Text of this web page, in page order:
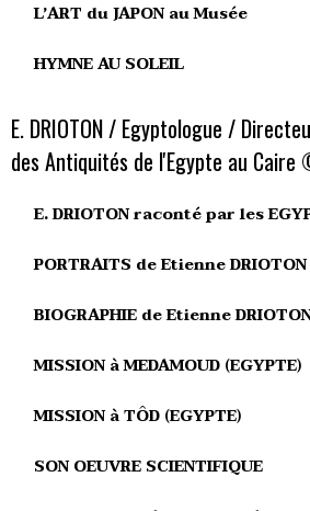
L’ART du JAPON au Musée
HYMNE AU SOLEIL
E. DRIOTON / Egyptologue /
des Antiquités de l'Egypte au
E. DRIOTON raconté par les
PORTRAITS de Etienne DRIOTON
BIOGRAPHIE de Etienne
MISSION à MEDAMOUD (EGYPTE)
MISSION à TÔD (EGYPTE)
SON OEUVRE SCIENTIFIQUE